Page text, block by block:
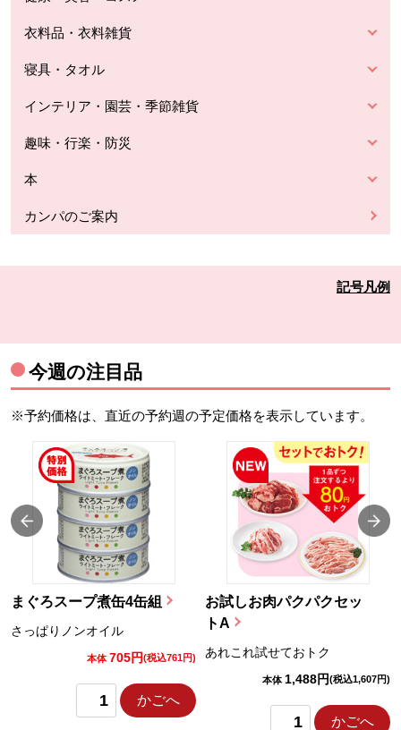
衣料品・衣料雑貨
寝具・タオル
インテリア・園芸・季節雑貨
趣味・行楽・防災
本
カンパのご案内
記号凡例
今週の注目品
※予約価格は、直近の予約週の予定価格を表示しています。
まぐろスープ煮缶4缶組
さっぱりノンオイル
本体 705円(税込761円)
かごへ
お試しお肉パクパクセッ
トA
あれこれ試せておトク
本体 1,488円(税込1,607円)
かごへ